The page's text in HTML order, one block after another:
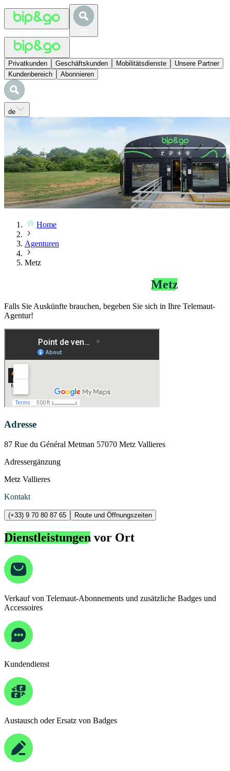
Privatkunden Geschäftskunden Mobilitätsdienste
Unsere Partner
Kundenbereich
Abonnieren
de
Home
Agenturen
Metz
Metz
Falls Sie Auskünfte brauchen, begeben Sie sich in Ihre Telemaut-
Agentur!
Adresse
87 Rue du Général Metman 57070 Metz Vallieres
Adressergänzung
Metz Vallieres
Kontakt
(+33) 9 70 80 87 65 Route und Öffnungszeiten
Dienstleistungen vor Ort
Verkauf von Telemaut-Abonnements und zusätzliche Badges und
Accessoires
Kundendienst
Austausch oder Ersatz von Badges